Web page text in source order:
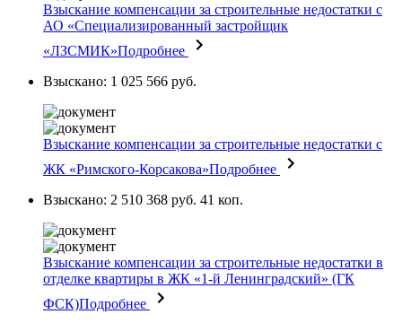
Взыскание компенсации за строительные недостатки с
АО «Специализированный застройщик
«ЛЗСМИК»Подробнее
Взыскано: 1 025 566 руб.
Взыскание компенсации за строительные недостатки с
ЖК «Римского-Корсакова»Подробнее
Взыскано: 2 510 368 руб. 41 коп.
Взыскание компенсации за строительные недостатки в
отделке квартиры в ЖК «1-й Ленинградский» (ГК
ФСК)Подробнее